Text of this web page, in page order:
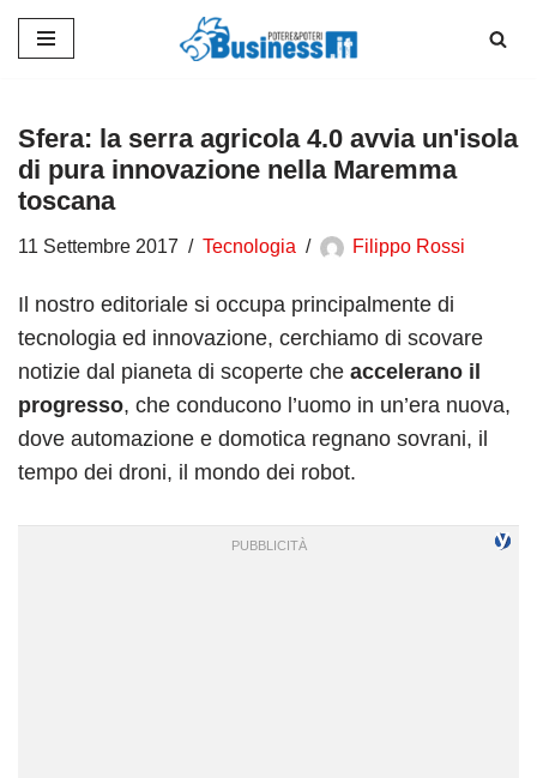
contenuto
Sfera: la serra agricola 4.0 avvia un'isola
di pura innovazione nella Maremma
toscana
11 Settembre 2017 Tecnologia Filippo Rossi
Il nostro editoriale si occupa principalmente di
tecnologia ed innovazione, cerchiamo di scovare
notizie dal pianeta di scoperte che accelerano il
progresso, che conducono l’uomo in un’era nuova,
dove automazione e domotica regnano sovrani, il
tempo dei droni, il mondo dei robot.